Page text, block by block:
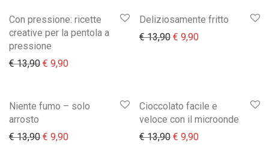
Con pressione: ricette
creative per la pentola a
pressione
€13,90 Il prezzo originale era: € 13,90.
€ 9,90Il prezzo attuale è: € 9,90.
Deliziosamente fritto
€13,90 Il prezzo originale era:
€ 9,90Il prezzo attuale
Niente fumo – solo
arrosto
€13,90 Il prezzo originale era: € 13,90.
€ 9,90Il prezzo attuale è: € 9,90.
Cioccolato facile e
veloce con il microonde
€13,90 Il prezzo originale era:
€ 9,90Il prezzo attuale